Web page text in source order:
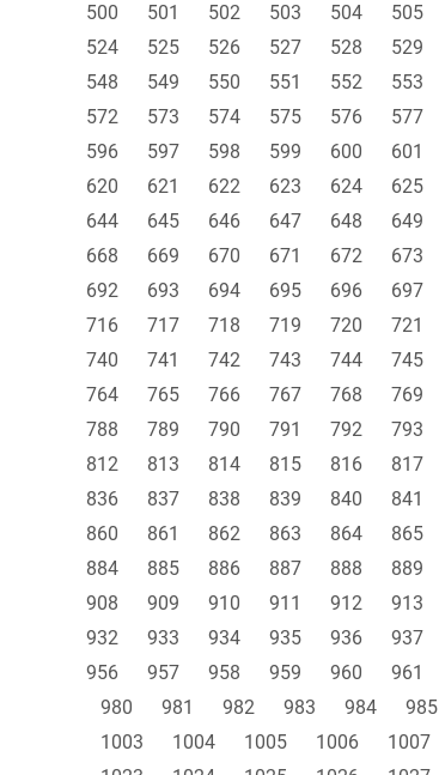
500
501 502 503 504 505
524
525 526 527 528 529
548
549 550 551 552 553
572
573 574 575 576 577
596
597 598 599 600 601
620
621 622 623 624 625
644
645 646 647 648 649
668
669 670 671 672 673
692
693 694 695 696 697
716
717 718 719 720 721
740
741 742 743 744 745
764
765 766 767 768 769
788
789 790 791 792 793
812
813 814 815 816 817
836
837 838 839 840 841
860
861 862 863 864 865
884
885 886 887 888 889
908
909 910 911 912 913
932
933 934 935 936 937
956
957 958 959 960 961
980
981 982 983 984 985
1003
1004 1005 1006 1007